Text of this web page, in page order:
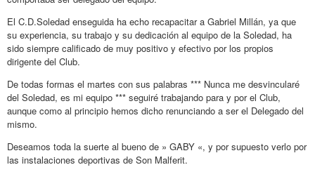
El C.D.Soledad enseguida ha echo recapacitar a Gabriel Millán, ya que
su experiencia, su trabajo y su dedicación al equipo de la Soledad, ha
sido siempre calificado de muy positivo y efectivo por los propios
dirigente del Club.
De todas formas el martes con sus palabras *** Nunca me desvincularé
del Soledad, es mi equipo *** seguiré trabajando para y por el Club,
aunque como al principio hemos dicho renunciando a ser el Delegado del
mismo.
Deseamos toda la suerte al bueno de » GABY «, y por supuesto verlo por
las instalaciones deportivas de Son Malferit.